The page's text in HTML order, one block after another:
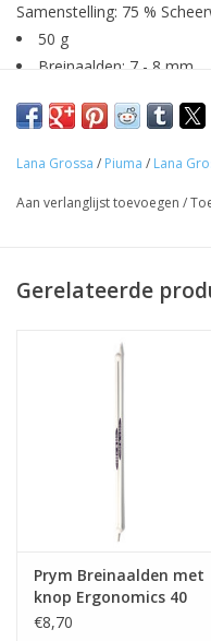
Samenstelling: 75 %
50 g
Breinaalden: 7 - 8 mm
Voor een trui in maat 38-
Lana Grossa / Piuma / Lana
Aan verlanglijst toevoegen /
Gerelateerde
Prym Breinaalden met
knop Ergonomics 40
cm 7,00 mm
€8,70